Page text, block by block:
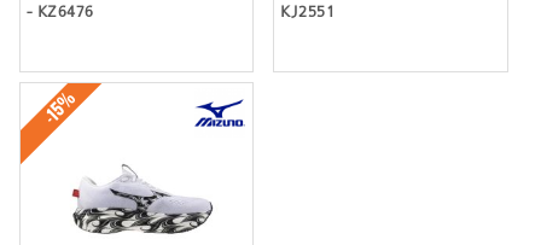
- KZ6476
KJ2551
-15%